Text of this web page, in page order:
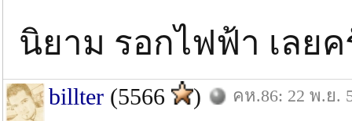
นิยาม รอกไฟฟ้า เลย
billter (5566 ) คห.86: 22 พ.ย.